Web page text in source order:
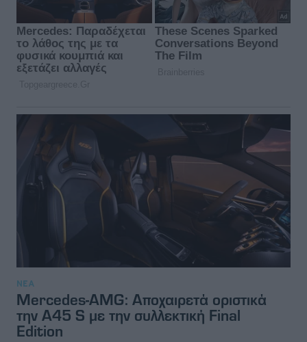
ΝΕΑ
Mercedes-AMG: Αποχαιρετά οριστικά
την A45 S με την συλλεκτική Final
Edition